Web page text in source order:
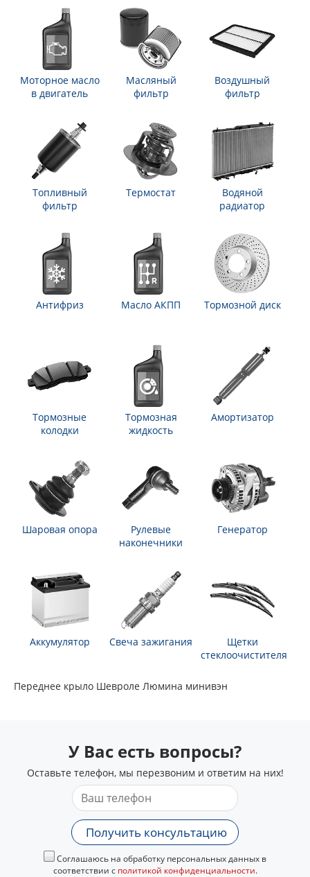
Моторное масло
в двигатель
Масляный
фильтр
Воздушный
фильтр
Топливный
фильтр
Термостат
Водяной
радиатор
Антифриз Масло АКПП Тормозной диск
Тормозные
колодки
Тормозная
жидкость
Амортизатор
Шаровая опора
Рулевые
наконечники
Генератор
Аккумулятор Свеча зажигания
Щетки
стеклоочистителя
Переднее крыло Шевроле Люмина минивэн
У Вас есть вопросы?
Оставьте телефон, мы перезвоним и ответим на них!
Получить консультацию
Соглашаюсь на обработку персональных данных в
соответствии с политикой конфиденциальности.